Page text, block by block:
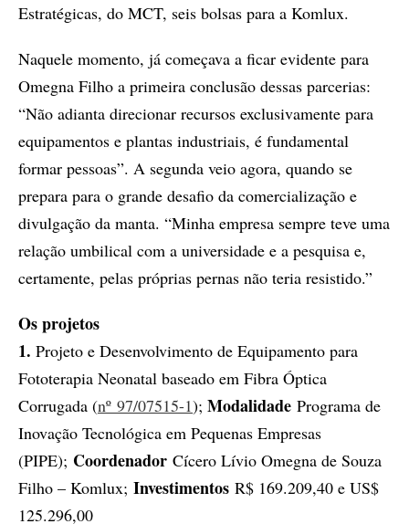
Estratégicas, do MCT, seis bolsas para a Komlux.
Naquele momento, já começava a ficar evidente para
Omegna Filho a primeira conclusão dessas parcerias:
“Não adianta direcionar recursos exclusivamente para
equipamentos e plantas industriais, é fundamental
formar pessoas”. A segunda veio agora, quando se
prepara para o grande desafio da comercialização e
divulgação da manta. “Minha empresa sempre teve uma
relação umbilical com a universidade e a pesquisa e,
certamente, pelas próprias pernas não teria resistido.”
Os projetos
1. Projeto e Desenvolvimento de Equipamento para
Fototerapia Neonatal baseado em Fibra Óptica
Corrugada (nº 97/07515-1); Modalidade Programa de
Inovação Tecnológica em Pequenas Empresas
(PIPE); Coordenador Cícero Lívio Omegna de Souza
Filho – Komlux; Investimentos R$ 169.209,40 e US$
125.296,00